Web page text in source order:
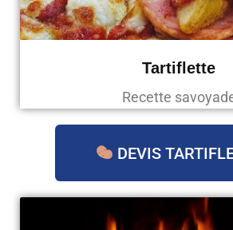
Tartiflette
Recette
DEVIS